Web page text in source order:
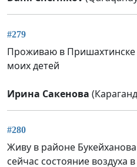
#279
Проживаю в
моих детей
Ирина Сакенова
#280
Живу в районе
сейчас состояние воздуха